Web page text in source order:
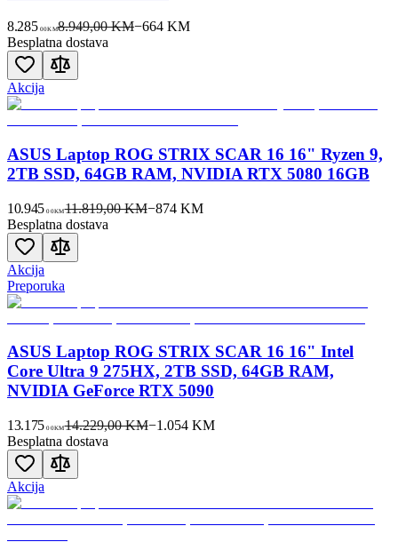
8.285 00KM8.949,00 KM−664KM
Besplatna dostava
Akcija
ASUS Laptop ROG STRIX SCAR 16 16" Ryzen 9,
2TB SSD, 64GB RAM, NVIDIA RTX 5080 16GB
10.945 00KM11.819,00 KM−874KM
Besplatna dostava
Akcija
Preporuka
ASUS Laptop ROG STRIX SCAR 16 16" Intel
Core Ultra 9 275HX, 2TB SSD, 64GB RAM,
NVIDIA GeForce RTX 5090
13.175 00KM14.229,00 KM−1.054KM
Besplatna dostava
Akcija